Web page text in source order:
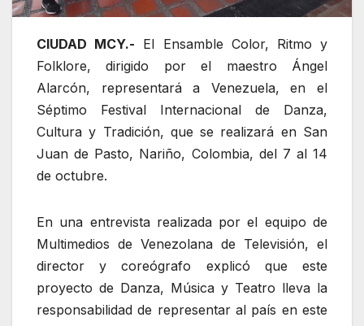
CIUDAD MCY.- El Ensamble Color, Ritmo y
Folklore, dirigido por el maestro Ángel
Alarcón, representará a Venezuela, en el
Séptimo Festival Internacional de Danza,
Cultura y Tradición, que se realizará en San
Juan de Pasto, Nariño, Colombia, del 7 al 14
de octubre.
En una entrevista realizada por el equipo de
Multimedios de Venezolana de Televisión, el
director y coreógrafo explicó que este
proyecto de Danza, Música y Teatro lleva la
responsabilidad de representar al país en este